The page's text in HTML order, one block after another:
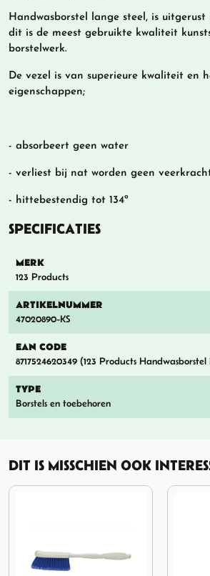
Handwasborstel lange steel, is uitgerust
dit is de meest gebruikte kwaliteit
borstelwerk.
De vezel is van superieure kwaliteit en
eigenschappen;
- absorbeert geen water
- verliest bij nat worden geen
- hittebestendig tot 134º
SPECIFICATIES
MERK
123 Products
ARTIKELNUMMER
47020890-KS
EAN CODE
8717524620349 (123 Products
TYPE
Borstels en toebehoren
DIT IS MISSCHIEN OOK